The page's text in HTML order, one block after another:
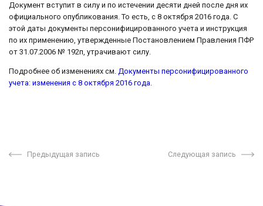
Документ вступит в силу и по истечении десяти дней после дня их
официального опубликования. То есть, с 8 октября 2016 года. С
этой даты документы персонифицированного учета и инструкция
по их применению, утвержденные Постановлением Правления ПФР
от 31.07.2006 № 192п, утрачивают силу.
Подробнее об изменениях см. Документы персонифицированного
учета: изменения с 8 октября 2016 года
Предыдущая запись Следующая запись